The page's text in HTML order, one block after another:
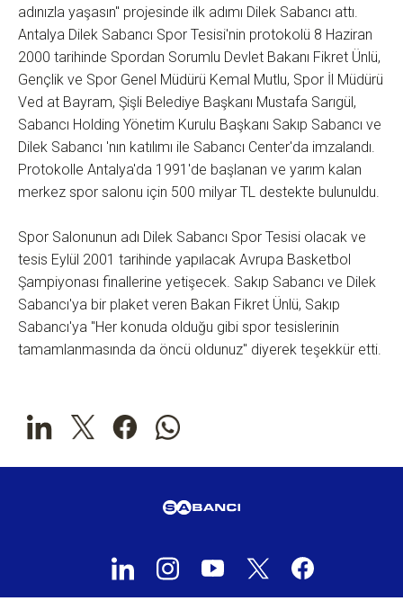
adınızla yaşasın" projesinde ilk adımı Dilek Sabancı attı.
Antalya Dilek Sabancı Spor Tesisi'nin protokolü 8 Haziran
2000 tarihinde Spordan Sorumlu Devlet Bakanı Fikret Ünlü,
Gençlik ve Spor Genel Müdürü Kemal Mutlu, Spor İl Müdürü
Ved at Bayram, Şişli Belediye Başkanı Mustafa Sarıgül,
Sabancı Holding Yönetim Kurulu Başkanı Sakıp Sabancı ve
Dilek Sabancı 'nın katılımı ile Sabancı Center'da imzalandı.
Protokolle Antalya'da 1991'de başlanan ve yarım kalan
merkez spor salonu için 500 milyar TL destekte bulunuldu.
Spor Salonunun adı Dilek Sabancı Spor Tesisi olacak ve
tesis Eylül 2001 tarihinde yapılacak Avrupa Basketbol
Şampiyonası finallerine yetişecek. Sakıp Sabancı ve Dilek
Sabancı'ya bir plaket veren Bakan Fikret Ünlü, Sakıp
Sabancı'ya "Her konuda olduğu gibi spor tesislerinin
tamamlanmasında da öncü oldunuz" diyerek teşekkür etti.